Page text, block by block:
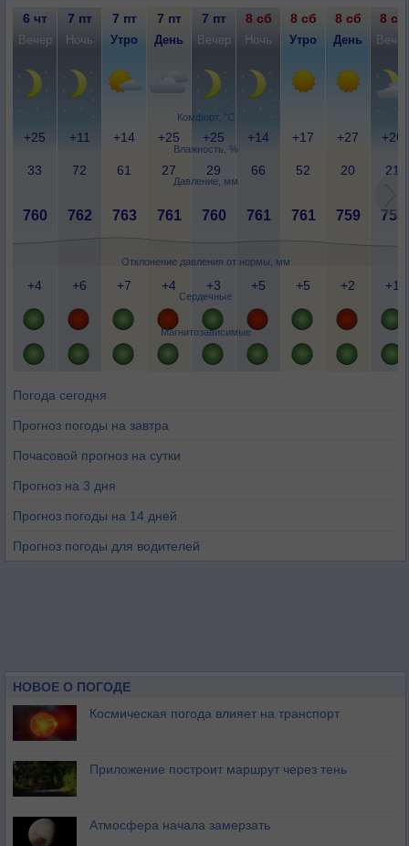
Комфорт, °C
Влажность, %
Давление, мм
Отклонение давления от нормы, мм
Сердечные
Магнитозависимые
6 чт 7 пт 7 пт 7 пт 7 пт 8 сб 8 сб 8 сб 8 сб
Вечер Ночь Утро День Вечер Ночь Утро День Вечер
+25 +11 +14 +25 +25 +14 +17 +27 +26
33 72 61 27 29 66 52 20 21
760 762 763 761 760 761 761 759 758
+4 +6 +7 +4 +3 +5 +5 +2 +1
Погода сегодня
Прогноз погоды на завтра
Почасовой прогноз на сутки
Прогноз на 3 дня
Прогноз погоды на 14 дней
Прогноз погоды для водителей
НОВОЕ О ПОГОДЕ
Космическая погода влияет на транспорт
Приложение построит маршрут через тень
Атмосфера начала замерзать